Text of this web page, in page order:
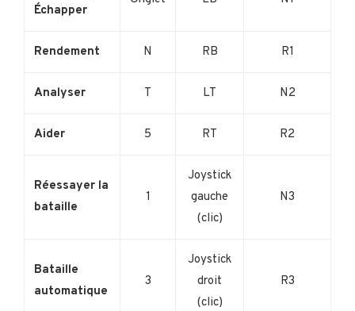
Échapper
Rendement N RB R1
Analyser T LT N2
Aider 5 RT R2
Réessayer la
bataille
1
Joystick
gauche
(clic)
N3
Bataille
automatique
3
Joystick
droit
(clic)
R3